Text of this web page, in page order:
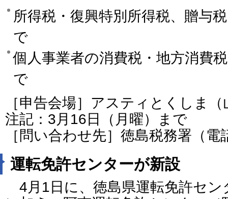
所得税・復興特別所得税、贈与
で
個人事業者の消費税・地方消費
で
［申告会場］アスティとくしま
注記：3月16日（月曜）まで
［問い合わせ先］徳島税務署（
運転免許センターが新設
4月1日に、徳島県運転免許セン